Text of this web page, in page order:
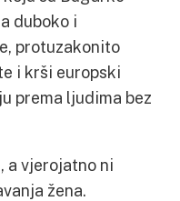
duboko i
protuzakonito
i krši europski
prema ljudima bez
a vjerojatno ni
žena.